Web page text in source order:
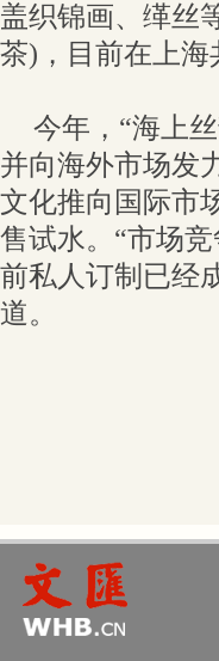
盖织锦画、缂丝
茶)，目前在上海
今年，“海上
并向海外市场发
文化推向国际市
售试水。“市场
前私人订制已经
道。